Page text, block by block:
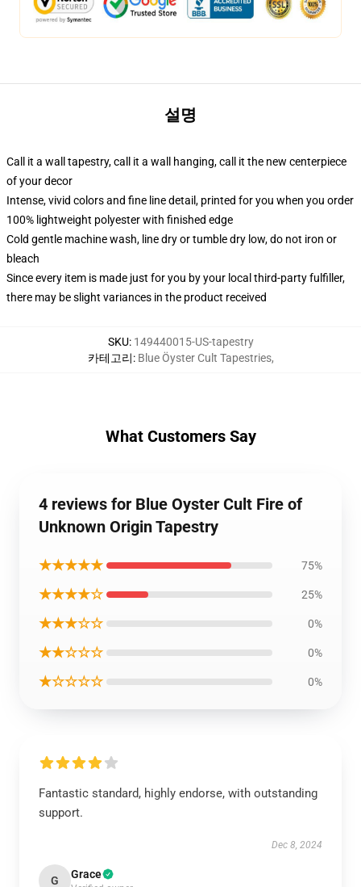
설명
Call it a wall tapestry, call it a wall hanging, call it the new centerpiece
of your decor
Intense, vivid colors and fine line detail, printed for you when you order
100% lightweight polyester with finished edge
Cold gentle machine wash, line dry or tumble dry low, do not iron or
bleach
Since every item is made just for you by your local third-party fulfiller,
there may be slight variances in the product received
SKU: 149440015-US-tapestry
카테고리: Blue Öyster Cult Tapestries,
What Customers Say
4 reviews for Blue Oyster Cult Fire of
Unknown Origin Tapestry
★★★★★ 75%
★★★★☆ 25%
★★★☆☆ 0%
★★☆☆☆ 0%
★☆☆☆☆ 0%
Fantastic standard, highly endorse, with outstanding
support.
Dec 8, 2024
G Grace